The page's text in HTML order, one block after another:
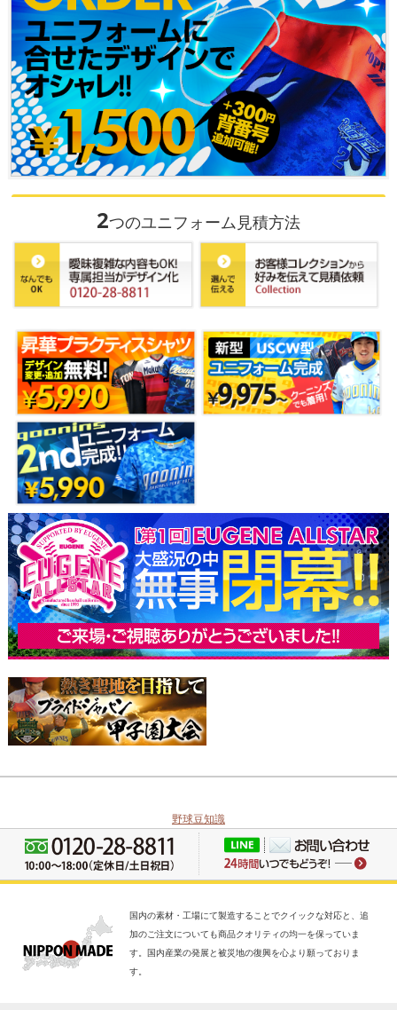
2つのユニフォーム見積方法
野球豆知識
国内の素材・工場にて製造することでクイックな対応と、追
加のご注文についても商品クオリティの均一を保っていま
す。国内産業の発展と被災地の復興を心より願っておりま
す。